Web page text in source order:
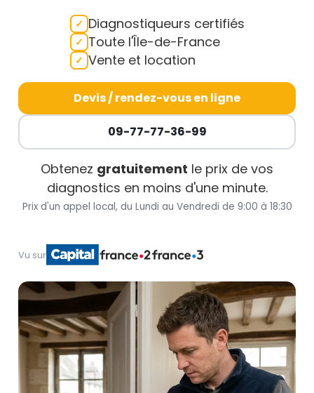
Diagnostiqueurs certifiés
Toute l'Île-de-France
Vente et location
Devis / rendez-vous en ligne
09-77-77-36-99
Obtenez gratuitement le prix de vos
diagnostics en moins d'une minute.
Prix d'un appel local, du Lundi au Vendredi de 9:00 à 18:30
Vu sur